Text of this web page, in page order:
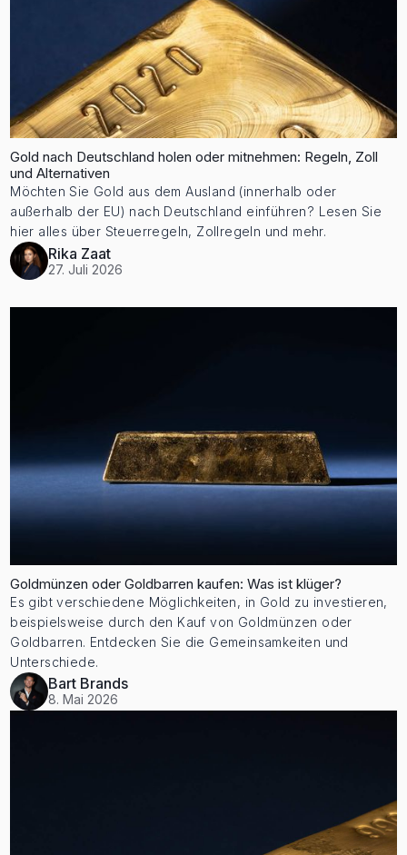
Gold nach Deutschland holen oder mitnehmen: Regeln, Zoll
und Alternativen
Möchten Sie Gold aus dem Ausland (innerhalb oder
außerhalb der EU) nach Deutschland einführen? Lesen Sie
hier alles über Steuerregeln, Zollregeln und mehr.
Rika Zaat
27. Juli 2026
Goldmünzen oder Goldbarren kaufen: Was ist klüger?
Es gibt verschiedene Möglichkeiten, in Gold zu investieren,
beispielsweise durch den Kauf von Goldmünzen oder
Goldbarren. Entdecken Sie die Gemeinsamkeiten und
Unterschiede.
Bart Brands
8. Mai 2026